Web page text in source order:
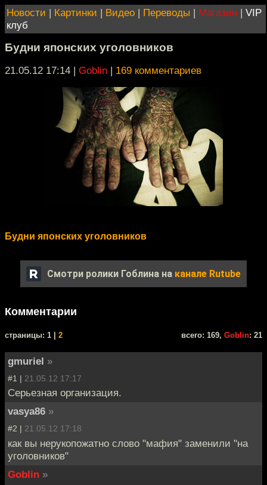
Новости | Картинки | Видео | Переводы | Магазин | VIP
клуб
Будни японских уголовников
21.05.12 17:14 | Goblin | 169 комментариев
Будни японских уголовников
Смотри ролики Гоблина на канале Rutube
Комментарии
cтраницы: 1 | 2 всего: 169, Goblin: 21
gmuriel »
#1 | 21.05.12 17:17
Серьезная организация.
vasya86 »
#2 | 21.05.12 17:18
как вы нерукопожатно слово "мафия" заменили "на
уголовников"
Goblin »